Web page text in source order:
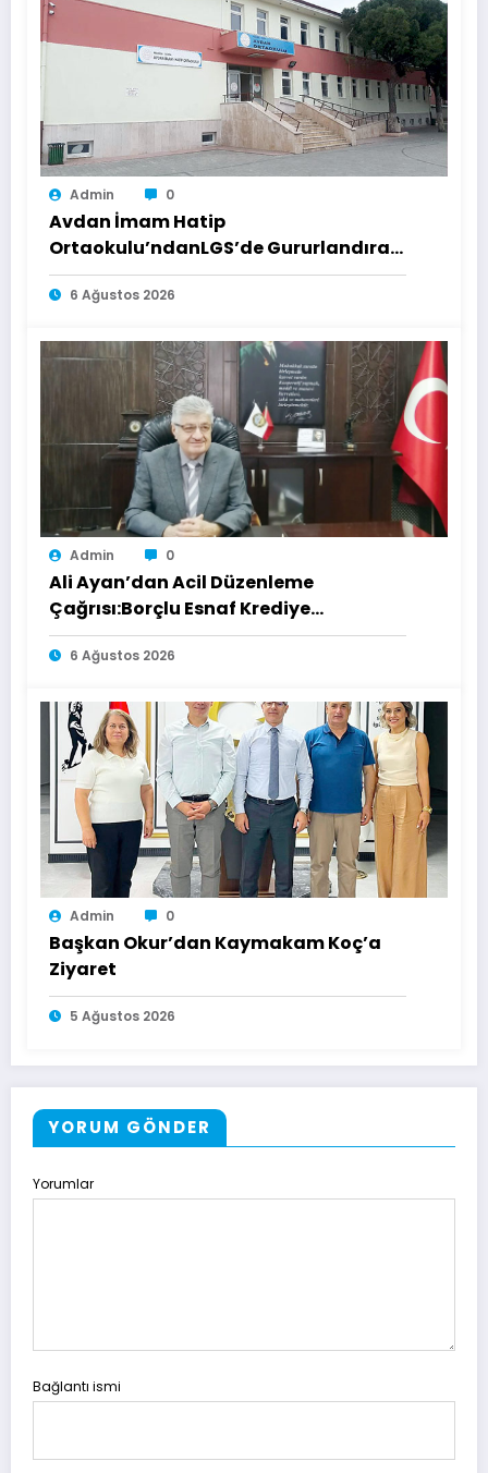
Admin 0
Avdan İmam Hatip
Ortaokulu’ndanLGS’de Gururlandıran
Başarı
6 Ağustos 2026
Admin 0
Ali Ayan’dan Acil Düzenleme
Çağrısı:Borçlu Esnaf Krediye
Ulaşamıyor
6 Ağustos 2026
Admin 0
Başkan Okur’dan Kaymakam Koç’a
Ziyaret
5 Ağustos 2026
YORUM GÖNDER
Yorumlar
Bağlantı ismi